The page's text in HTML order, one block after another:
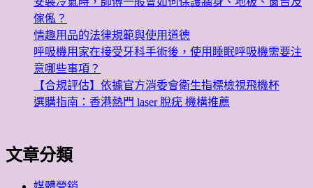
傢俬？
情趣用品的法律規範與使用道德
呼吸機用家在接受牙科手術後，使用睡眠呼吸機需要注
意哪些事項？
【合規評估】依據官方消委會衛生指標檢視飛機杯
選購指南：香港熱門 laser 脫疣 機構推薦
文章分類